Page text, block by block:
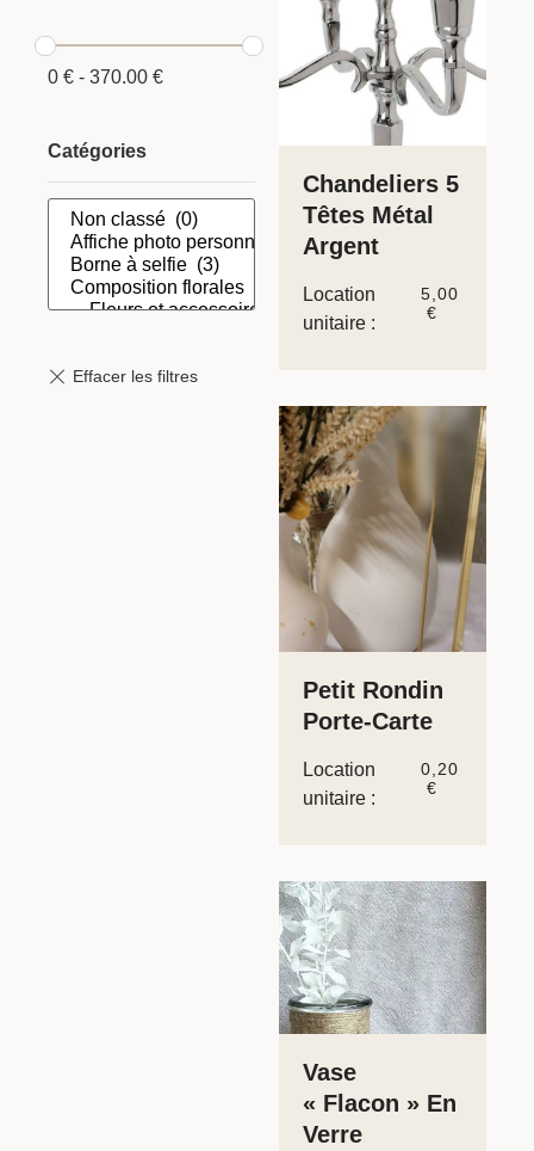
0 € - 370.00 €
Catégories
Chandeliers 5
Têtes Métal
Argent
Location
unitaire :
5,00
€
Petit Rondin
Porte-Carte
Location
unitaire :
0,20
€
Vase
« Flacon » En
Verre